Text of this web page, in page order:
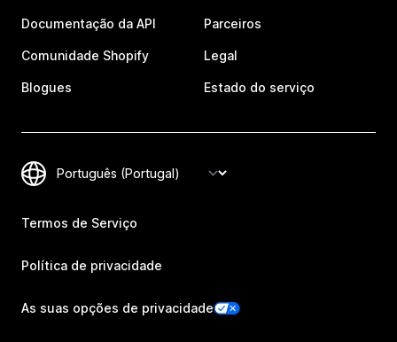
Documentação da API
Comunidade Shopify
Blogues
Parceiros
Legal
Estado do serviço
Termos de Serviço
Política de privacidade
As suas opções de privacidade